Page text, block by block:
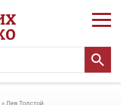
» Лев Толстой